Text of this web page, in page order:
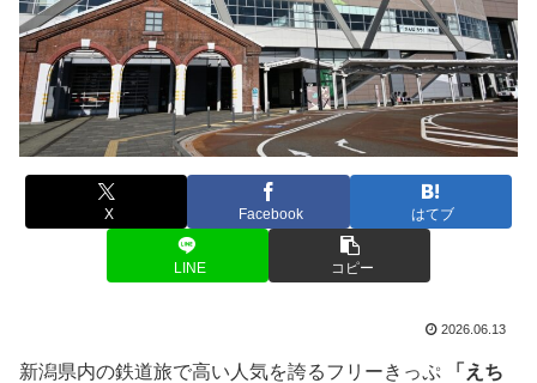
X Facebook はてブ
LINE コピー
2026.06.13
新潟県内の鉄道旅で高い人気を誇るフリーきっぷ
「えち